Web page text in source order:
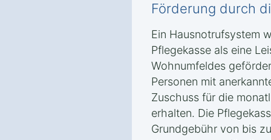
Förderung durch
Ein Hausnotrufsystem
Pflegekasse als eine
Wohnumfeldes
Personen mit
Zuschuss für die
erhalten. Die
Grundgebühr von bis